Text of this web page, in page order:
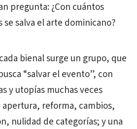
pregunta: ¿Con cuántos
se salva el arte dominicano?
bienal surge un grupo, que
“salvar el evento”, con
y utopías muchas veces
apertura, reforma, cambios,
nulidad de categorías; y una